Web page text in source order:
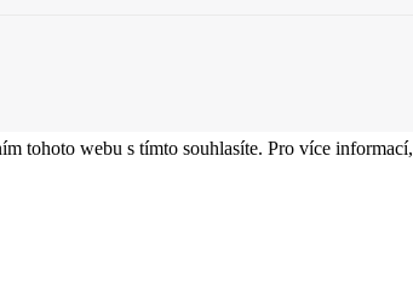
tohoto webu s tímto souhlasíte. Pro více informací,